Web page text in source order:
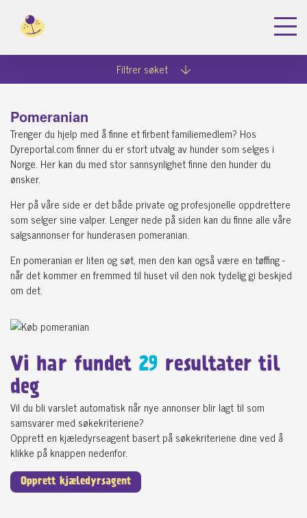
Filtrer søket
Pomeranian
Trenger du hjelp med å finne et firbent familiemedlem? Hos
Dyreportal.com finner du er stort utvalg av hunder som selges i
Norge. Her kan du med stor sannsynlighet finne den hunder du
ønsker.
Her på våre side er det både private og profesjonelle oppdrettere
som selger sine valper. Lenger nede på siden kan du finne alle våre
salgsannonser for hunderasen pomeranian.
En pomeranian er liten og søt, men den kan også være en tøffing -
når det kommer en fremmed til huset vil den nok tydelig gi beskjed
om det.
Vi har fundet 29 resultater til
deg
Vil du bli varslet automatisk når nye annonser blir lagt til som
samsvarer med søkekriteriene?
Opprett en kjæledyrseagent basert på søkekriteriene dine ved å
klikke på knappen nedenfor.
Opprett kjæledyrsagent